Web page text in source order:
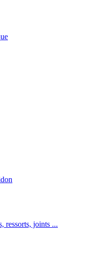
ressorts, joints ...